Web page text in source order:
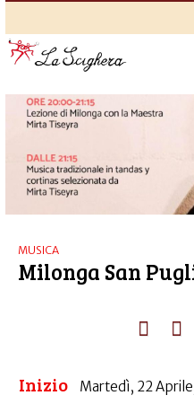
MUSICA
Milonga San
Inizio Martedì, 22